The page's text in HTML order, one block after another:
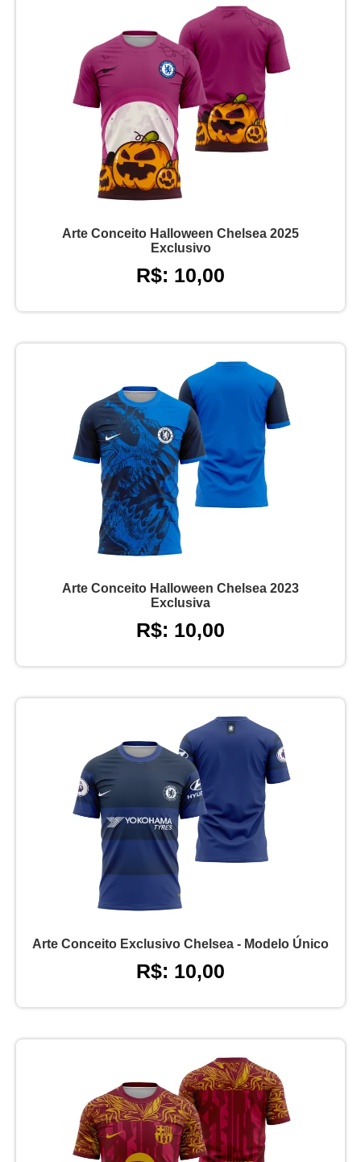
Arte Conceito Halloween Chelsea 2025
Exclusivo
R$: 10,00
Arte Conceito Halloween Chelsea 2023
Exclusiva
R$: 10,00
Arte Conceito Exclusivo Chelsea - Modelo Único
R$: 10,00